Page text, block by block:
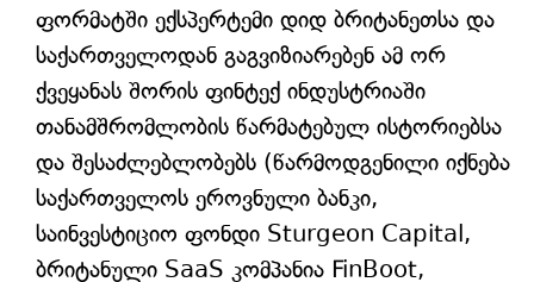
ფორმატში ექსპერტემი დიდ ბრიტანეთსა და
საქართველოდან გაგვიზიარებენ ამ ორ
ქვეყანას შორის ფინტექ ინდუსტრიაში
თანამშრომლობის წარმატებულ ისტორიებსა
და შესაძლებლობებს (წარმოდგენილი იქნება
საქართველოს ეროვნული ბანკი,
საინვესტიციო ფონდი Sturgeon Capital,
ბრიტანული SaaS კომპანია FinBoot,